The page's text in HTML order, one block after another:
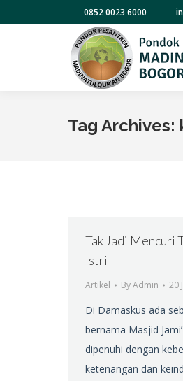
0852 0023 6000
Tag Archives:
Tak Jadi Mencuri
Istri
Artikel ByAdmin 20
Di Damaskus ada
bernama Masjid
dipenuhi dengan
ketenangan dan